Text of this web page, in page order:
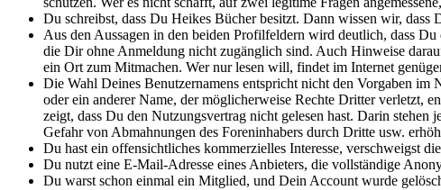
Du schreibst, dass Du Heikes Bücher besitzt. Dann wissen wir, dass
Aus den Aussagen in den beiden Profilfeldern wird deutlich, dass
die Dir ohne Anmeldung nicht zugänglich sind. Auch Hinweise
ein Ort zum Mitmachen. Wer nur lesen will, findet im Internet
Die Wahl Deines Benutzernamens entspricht nicht den Vorgaben
oder ein anderer Name, der möglicherweise Rechte Dritter verletzt,
zeigt, dass Du den Nutzungsvertrag nicht gelesen hast. Darin
Gefahr von Abmahnungen des Foreninhabers durch Dritte usw.
Du hast ein offensichtliches kommerzielles Interesse, verschweigst
Du nutzt eine E-Mail-Adresse eines Anbieters, die vollständige
Du warst schon einmal ein Mitglied, und Dein Account wurde